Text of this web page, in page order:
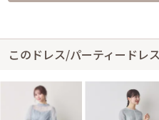
このドレス/パーティードレ